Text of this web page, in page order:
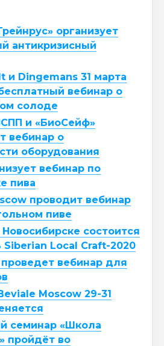
организует
антикризисный
и Dingemans 31 марта
вебинар о
солоде
и «БиоСейф»
вебинар о
оборудования
вебинар по
пива
проводит вебинар
пиве
состоится
Siberian Local Craft-2020
проведет вебинар для
Moscow 29-31
семинар «Школа
пройдёт во